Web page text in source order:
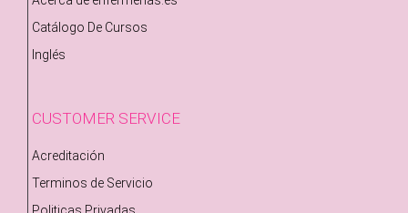
Catálogo De Cursos
Inglés
CUSTOMER SERVICE
Acreditación
Terminos de Servicio